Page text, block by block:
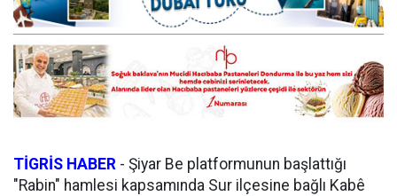
TİGRİS HABER - Şiyar Be platformunun başlattığı
"Rabin" hamlesi kapsamında Sur ilçesine bağlı Kabê